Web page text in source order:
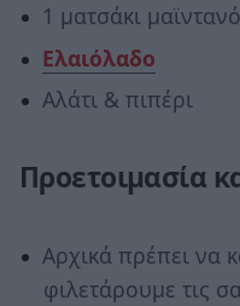
1 ματσάκι μαϊντανό
Ελαιόλαδο
Αλάτι & πιπέρι
Προετοιμασία
Αρχικά πρέπει να
φιλετάρουμε τις